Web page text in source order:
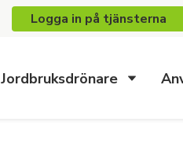
Logga in på tjänsterna
Jordbruksdrönare